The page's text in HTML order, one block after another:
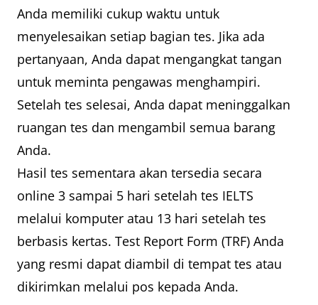
Anda memiliki cukup waktu untuk
menyelesaikan setiap bagian tes. Jika ada
pertanyaan, Anda dapat mengangkat tangan
untuk meminta pengawas menghampiri.
Setelah tes selesai, Anda dapat meninggalkan
ruangan tes dan mengambil semua barang
Anda.
Hasil tes sementara akan tersedia secara
online 3 sampai 5 hari setelah tes IELTS
melalui komputer atau 13 hari setelah tes
berbasis kertas. Test Report Form (TRF) Anda
yang resmi dapat diambil di tempat tes atau
dikirimkan melalui pos kepada Anda.